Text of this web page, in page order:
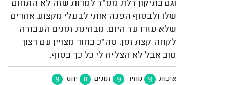
וגם בתיקון דלת ממ"ד למרות שזה לא התחום
שלו ולבסוף הפנה אותי לבעלי מקצוע אחרים
שלא עזרו עד היום. מבחינת זמנים העבודה
לקחה קצת זמן. סה"כ בחור מצויין עם רצון
טוב אבל לא הצליח לי כל כך בסוף.
איכות 9 מחיר 9 זמנים 8 יחס 9